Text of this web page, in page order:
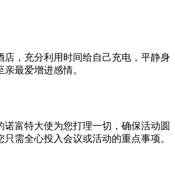
店，充分利用时间给自己充电，平静身
亲最爱增进感情。
诺富特大使为您打理一切，确保活动圆
只需全心投入会议或活动的重点事项。